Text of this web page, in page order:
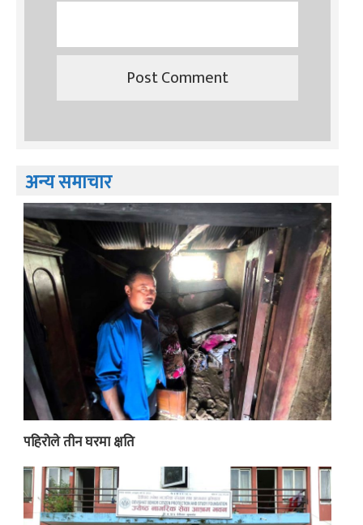
अन्य समाचार
पहिरोले तीन घरमा क्षति